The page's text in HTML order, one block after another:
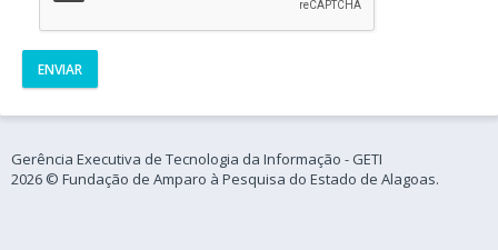
ENVIAR
Gerência Executiva de Tecnologia da Informação - GETI
2026 © Fundação de Amparo à Pesquisa do Estado de Alagoas.